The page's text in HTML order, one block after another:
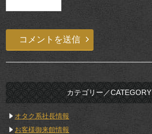
カテゴリー／CATEGORY
オタク系社長情報
お客様御来館情報